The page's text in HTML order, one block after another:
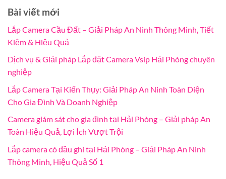
Bài viết mới
Lắp Camera Cầu Đất – Giải Pháp An Ninh Thông Minh, Tiết
Kiệm & Hiệu Quả
Dịch vụ & Giải pháp Lắp đặt Camera Vsip Hải Phòng chuyên
nghiệp
Lắp Camera Tại Kiến Thụy: Giải Pháp An Ninh Toàn Diện
Cho Gia Đình Và Doanh Nghiệp
Camera giám sát cho gia đình tại Hải Phòng – Giải pháp An
Toàn Hiệu Quả, Lợi Ích Vượt Trội
Lắp camera có đầu ghi tại Hải Phòng – Giải Pháp An Ninh
Thông Minh, Hiệu Quả Số 1